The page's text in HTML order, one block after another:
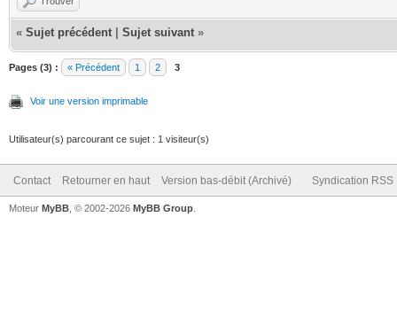
« Sujet précédent Sujet suivant »
Pages (3) : « Précédent 1 2 3
Voir une version imprimable
Utilisateur(s) parcourant ce sujet : 1 visiteur(s)
Contact Retourner en haut Version bas-débit (Archivé) Syndication RSS
Moteur MyBB , © 2002-2026 MyBB Group